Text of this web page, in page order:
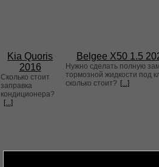
Kia Quoris
2016
Сколько стоит
заправка
кондиционера?
[...]
Belgee X50 1.5
Нужно сделать полную
тормозной жидкости под
сколько стоит? [...]